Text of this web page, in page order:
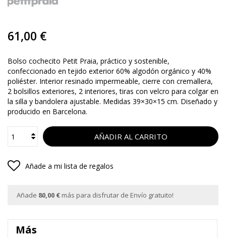
61,00 €
Bolso cochecito Petit Praia, práctico y sostenible,
confeccionado en tejido exterior 60% algodón orgánico y 40%
poliéster. Interior resinado impermeable, cierre con cremallera,
2 bolsillos exteriores, 2 interiores, tiras con velcro para colgar en
la silla y bandolera ajustable. Medidas 39×30×15 cm. Diseñado y
producido en Barcelona.
AÑADIR AL CARRITO
Añade a mi lista de regalos
Añade 80,00 € más para disfrutar de Envío gratuito!
Más